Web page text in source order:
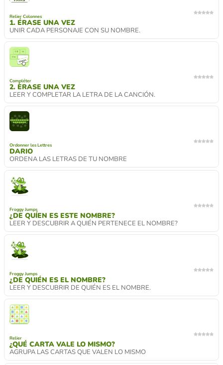
Relier Colonnes
1. ÉRASE UNA VEZ
UNIR CADA PERSONAJE CON SU NOMBRE.
Compléter
2. ÈRASE UNA VEZ
LEER Y COMPLETAR LA LETRA DE LA CANCIÓN.
Ordonner les Lettres
DARIO
ORDENA LAS LETRAS DE TU NOMBRE
Froggy Jumps
¿DE QUÍEN ES ESTE NOMBRE?
LEER Y DESCUBRIR A QUIÉN PERTENECE EL NOMBRE?
Froggy Jumps
¿DE QUIÉN ES EL NOMBRE?
LEER Y DESCUBRIR DE QUIÉN ES EL NOMBRE.
Relier
¿QUÉ CARTA VALE LO MISMO?
AGRUPA LAS CARTAS QUE VALEN LO MISMO